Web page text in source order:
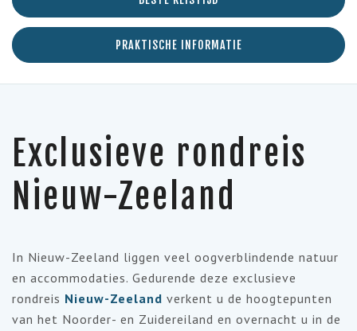
PRAKTISCHE INFORMATIE
Exclusieve rondreis
Nieuw-Zeeland
In Nieuw-Zeeland liggen veel oogverblindende natuur
en accommodaties. Gedurende deze exclusieve
rondreis Nieuw-Zeeland verkent u de hoogtepunten
van het Noorder- en Zuidereiland en overnacht u in de